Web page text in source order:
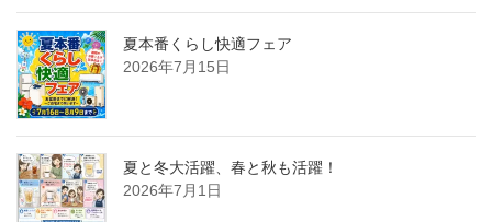
夏本番くらし快適フェア
2026年7月15日
夏と冬大活躍、春と秋も活躍！
2026年7月1日